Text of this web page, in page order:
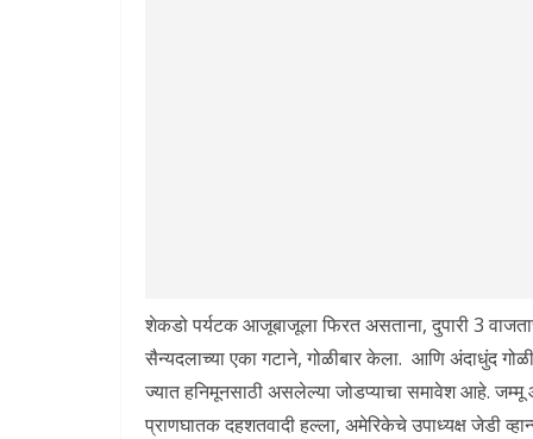
शेकडो पर्यटक आजूबाजूला फिरत असताना, दुपारी 3
सैन्यदलाच्या एका गटाने, गोळीबार केला. आणि अंदाधुंद
ज्यात हनिमूनसाठी असलेल्या जोडप्याचा समावेश आहे. जम्मू
प्राणघातक दहशतवादी हल्ला, अमेरिकेचे उपाध्यक्ष जेडी